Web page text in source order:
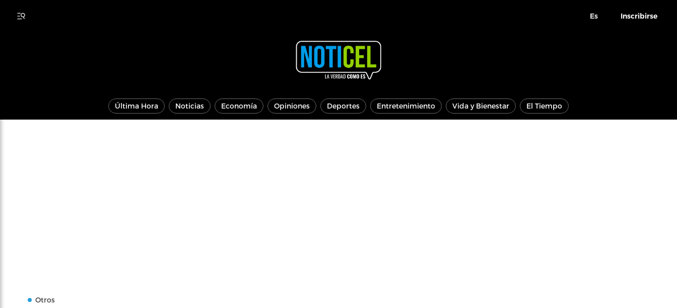
Es Inscribirse
Última Hora Noticias Economía Opiniones Deportes Entretenimiento Vida y Bienestar El Tiempo
Otros